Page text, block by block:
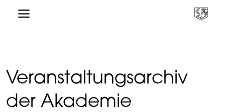
Veranstaltungsarchiv
der Akademie